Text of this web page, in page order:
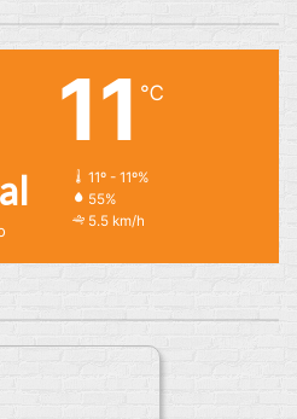
11 ℃
11º - 11º%
55%
5.5 km/h